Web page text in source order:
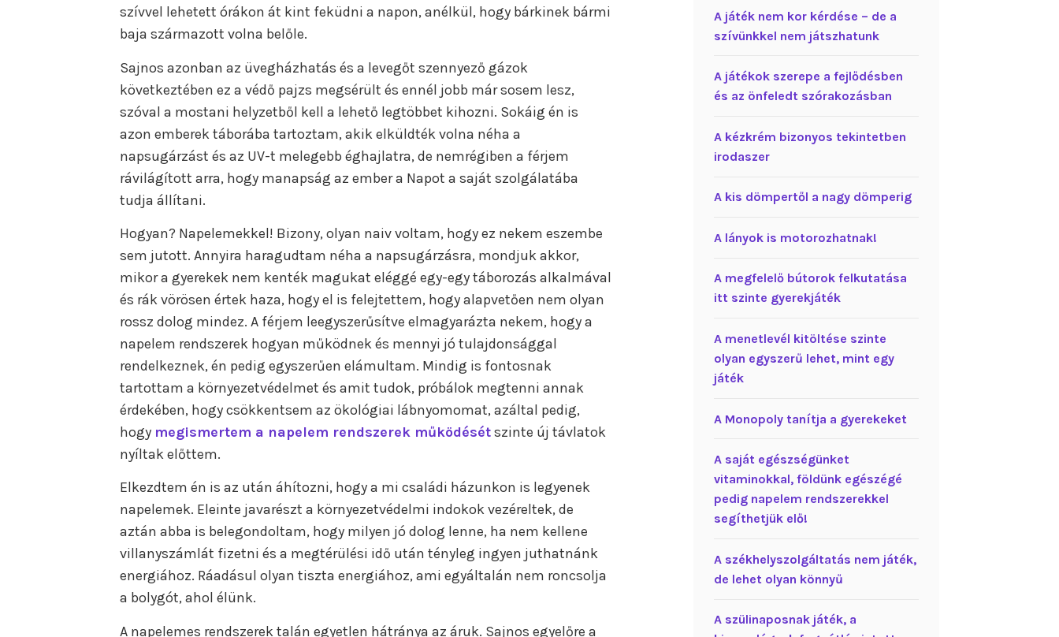
szívvel lehetett órákon át kint feküdni a napon, anélkül, hogy bárkinek bármi
baja származott volna belőle.
Sajnos azonban az üvegházhatás és a levegőt szennyező gázok
következtében ez a védő pajzs megsérült és ennél jobb már sosem lesz,
szóval a mostani helyzetből kell a lehető legtöbbet kihozni. Sokáig én is
azon emberek táborába tartoztam, akik elküldték volna néha a
napsugárzást és az UV-t melegebb éghajlatra, de nemrégiben a férjem
rávilágított arra, hogy manapság az ember a Napot a saját szolgálatába
tudja állítani.
Hogyan? Napelemekkel! Bizony, olyan naiv voltam, hogy ez nekem eszembe
sem jutott. Annyira haragudtam néha a napsugárzásra, mondjuk akkor,
mikor a gyerekek nem kenték magukat eléggé egy-egy táborozás alkalmával
és rák vörösen értek haza, hogy el is felejtettem, hogy alapvetően nem olyan
rossz dolog mindez. A férjem leegyszerűsítve elmagyarázta nekem, hogy a
napelem rendszerek hogyan működnek és mennyi jó tulajdonsággal
rendelkeznek, én pedig egyszerűen elámultam. Mindig is fontosnak
tartottam a környezetvédelmet és amit tudok, próbálok megtenni annak
érdekében, hogy csökkentsem az ökológiai lábnyomomat, azáltal pedig,
hogy megismertem a napelem rendszerek működésétszinte új távlatok
nyíltak előttem.
Elkezdtem én is az után áhítozni, hogy a mi családi házunkon is legyenek
napelemek. Eleinte javarészt a környezetvédelmi indokok vezéreltek, de
aztán abba is belegondoltam, hogy milyen jó dolog lenne, ha nem kellene
villanyszámlát fizetni és a megtérülési idő után tényleg ingyen juthatnánk
energiához. Ráadásul olyan tiszta energiához, ami egyáltalán nem roncsolja
a bolygót, ahol élünk.
A napelemes rendszerek talán egyetlen hátránya az áruk. Sajnos egyelőre a
A játék nem kor kérdése – de a
szívünkkel nem játszhatunk
A játékok szerepe a fejlődésben
és az önfeledt szórakozásban
A kézkrém bizonyos tekintetben
irodaszer
A kis dömpertől a nagy dömperig
A lányok is motorozhatnak!
A megfelelő bútorok felkutatása
itt szinte gyerekjáték
A menetlevél kitöltése szinte
olyan egyszerű lehet, mint egy
játék
A Monopoly tanítja a gyerekeket
A saját egészségünket
vitaminokkal, földünk egészégé
pedig napelem rendszerekkel
segíthetjük elő!
A székhelyszolgáltatás nem játék,
de lehet olyan könnyű
A szülinaposnak játék, a